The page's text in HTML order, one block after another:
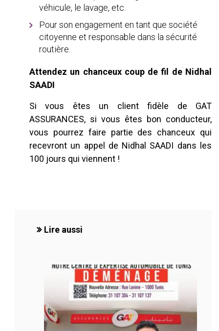
véhicule, le lavage, etc.
Pour son engagement en tant que société
citoyenne et responsable dans la sécurité
routière.
Attendez un chanceux coup de fil de Nidhal
SAADI
Si vous êtes un client fidèle de GAT
ASSURANCES, si vous êtes bon conducteur,
vous pourrez faire partie des chanceux qui
recevront un appel de Nidhal SAADI dans les
100 jours qui viennent !
Lire aussi